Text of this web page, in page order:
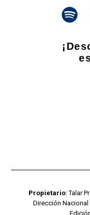
Propietario: Talar
Dirección